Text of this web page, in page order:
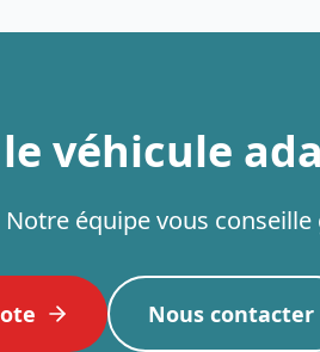
véhicule
équipe vous
Nous contacter